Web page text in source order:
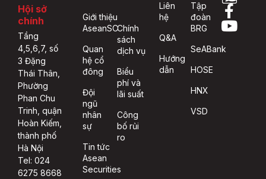
Hội sở
chính
Tầng
4,5,6,7, số
3 Đặng
Thái Thân,
Phường
Phan Chu
Trinh, quận
Hoàn Kiếm,
thành phố
Hà Nội
Tel: 024
6275 8668
Giới thiệu
AseanSC
Quan
hệ cổ
đông
Đội
ngũ
nhân
sự
Tin tức
Asean
Securities
Chính
sách
dịch vụ
Biểu
phí và
lãi suất
Công
bố rủi
ro
Liên
hệ
Q&A
Hướng
dẫn
Tập
đoàn
BRG
SeABank
HOSE
HNX
VSD